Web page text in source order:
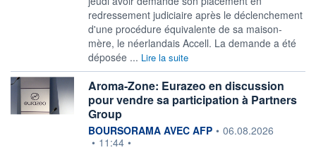
redressement judiciaire après le déclenchement
d'une procédure équivalente de sa maison-
mère, le néerlandais Accell. La demande a été
déposée ... Lire la suite
Aroma-Zone: Eurazeo en discussion
pour vendre sa participation à Partners
Group
information fournie par
BOURSORAMA AVEC AFP • 06.08.2026
• 11:44 •